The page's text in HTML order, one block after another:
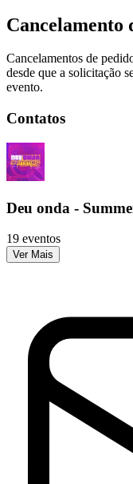
Cancelamento
Cancelamentos de
desde que a solicitação
evento.
Contatos
Deu onda -
19 eventos
Ver Mais